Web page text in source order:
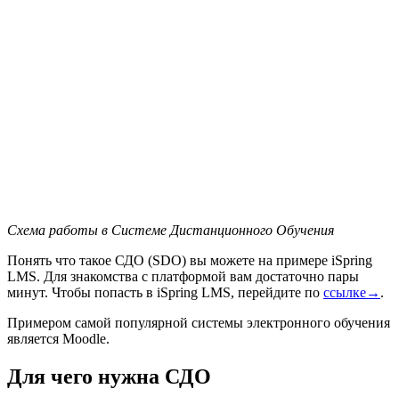
Схема работы в Системе Дистанционного Обучения
Понять что такое СДО (SDO) вы можете на примере iSpring
LMS. Для знакомства с платформой вам достаточно пары
минут. Чтобы попасть в iSpring LMS, перейдите по ссылке→ .
Примером самой популярной системы электронного обучения
является Moodle.
Для чего нужна СДО